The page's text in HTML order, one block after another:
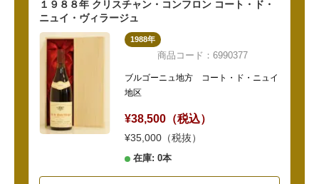
１９８８年 クリスチャン・コンフロン コート・ド・
ニュイ・ヴィラージュ
1988年
商品コード：6990377
ブルゴーニュ地方 コート・ド・ニュイ
地区
¥38,500（税込）
¥35,000（税抜）
在庫: 0本